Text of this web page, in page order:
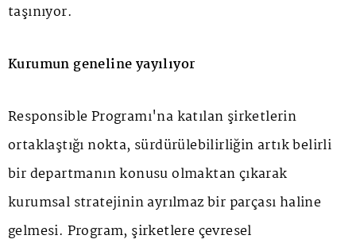
taşınıyor.
Kurumun geneline yayılıyor
Responsible Programı'na katılan şirketlerin
ortaklaştığı nokta, sürdürülebilirliğin artık belirli
bir departmanın konusu olmaktan çıkarak
kurumsal stratejinin ayrılmaz bir parçası haline
gelmesi. Program, şirketlere çevresel